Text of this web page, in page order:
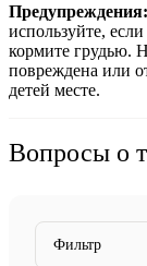
Предупреждения:
используйте,
кормите грудью.
повреждена или
детей месте.
Вопросы о
Фильтр